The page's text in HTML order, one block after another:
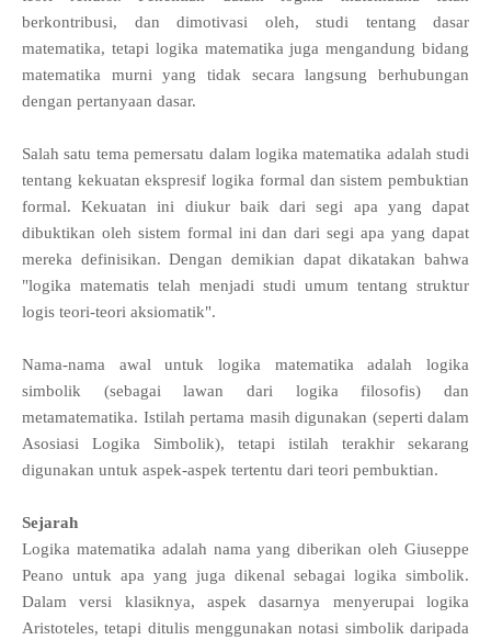
berkontribusi, dan dimotivasi oleh, studi tentang dasar
matematika, tetapi logika matematika juga mengandung bidang
matematika murni yang tidak secara langsung berhubungan
dengan pertanyaan dasar.
Salah satu tema pemersatu dalam logika matematika adalah studi
tentang kekuatan ekspresif logika formal dan sistem pembuktian
formal. Kekuatan ini diukur baik dari segi apa yang dapat
dibuktikan oleh sistem formal ini dan dari segi apa yang dapat
mereka definisikan. Dengan demikian dapat dikatakan bahwa
"logika matematis telah menjadi studi umum tentang struktur
logis teori-teori aksiomatik".
Nama-nama awal untuk logika matematika adalah logika
simbolik (sebagai lawan dari logika filosofis) dan
metamatematika. Istilah pertama masih digunakan (seperti dalam
Asosiasi Logika Simbolik), tetapi istilah terakhir sekarang
digunakan untuk aspek-aspek tertentu dari teori pembuktian.
Sejarah
Logika matematika adalah nama yang diberikan oleh Giuseppe
Peano untuk apa yang juga dikenal sebagai logika simbolik.
Dalam versi klasiknya, aspek dasarnya menyerupai logika
Aristoteles, tetapi ditulis menggunakan notasi simbolik daripada